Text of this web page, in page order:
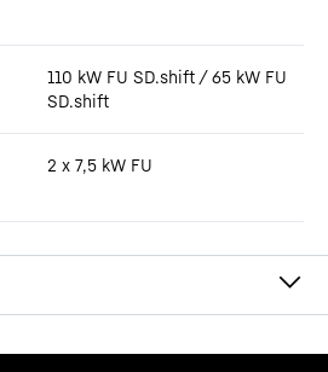
110 kW FU SD.shift / 65 kW FU
SD.shift
2 x 7,5 kW FU